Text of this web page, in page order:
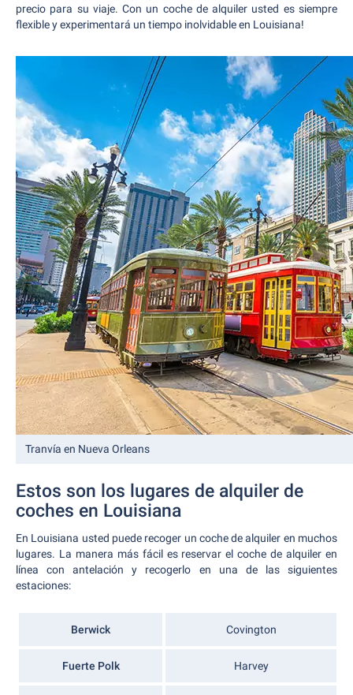
precio para su viaje. Con un coche de alquiler usted es siempre
flexible y experimentará un tiempo inolvidable en Louisiana!
Tranvía en Nueva Orleans
Estos son los lugares de alquiler de
coches en Louisiana
En Louisiana usted puede recoger un coche de alquiler en muchos
lugares. La manera más fácil es reservar el coche de alquiler en
línea con antelación y recogerlo en una de las siguientes
estaciones:
Berwick Covington
Fuerte Polk Harvey